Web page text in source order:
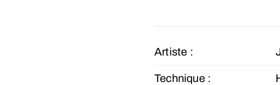
Artiste :
Technique :